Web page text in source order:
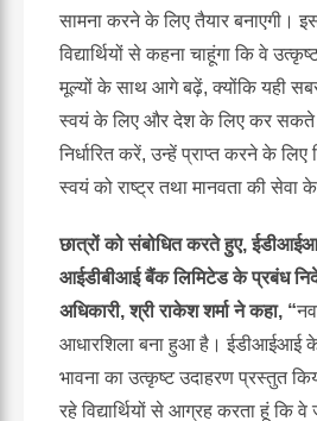
सामना करने के लिए तैयार बनाएगी।
विद्यार्थियों से कहना चाहूंगा कि वे
मूल्यों के साथ आगे बढ़ें, क्योंकि यही
स्वयं के लिए और देश के लिए कर सकते
निर्धारित करें, उन्हें प्राप्त करने के
स्वयं को राष्ट्र तथा मानवता की सेवा
छात्रों को संबोधित करते हुए,
आईडीबीआई बैंक लिमिटेड के प्रबंध
अधिकारी,श्री राकेश शर्मा ने कहा, “
आधारशिला बना हुआ है। ईडीआईआई के
भावना का उत्कृष्ट उदाहरण प्रस्तुत
रहे विद्यार्थियों से आग्रह करता हूं कि